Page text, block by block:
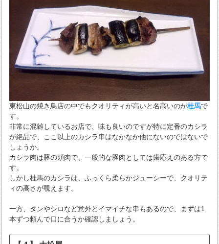
東松山の焼き鳥店の中でもクオリティが高いと名高いのが桂馬で
す。
非常に混雑しているお店で、味も良いのですが特に定番のカシラ
が絶品で、ここ以上のカシラ串はなかなか他にないのではないで
しょうか。
カシラ肉は豚の頬肉で、一般的な豚肉としては歯応えのある方で
す。
しかし桂馬のカシラは、ふっくら柔らかジューシーで、クオリテ
ィの高さが覗えます。
一方、タンやシロなど意外とイマイチな串もあるので、まずは1
本ずつ頼んで口に合うか確認しましょう。